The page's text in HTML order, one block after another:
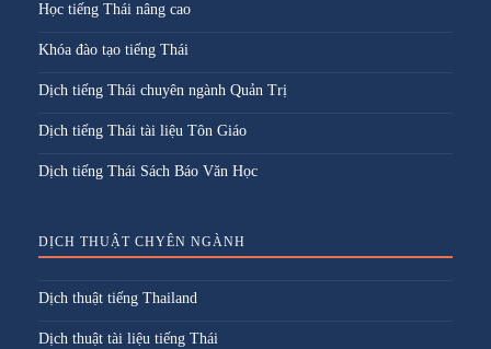
Học tiếng Thái nâng cao
Khóa đào tạo tiếng Thái
Dịch tiếng Thái chuyên ngành Quản Trị
Dịch tiếng Thái tài liệu Tôn Giáo
Dịch tiếng Thái Sách Báo Văn Học
DỊCH THUẬT CHYÊN NGÀNH
Dịch thuật tiếng Thailand
Dịch thuật tài liệu tiếng Thái